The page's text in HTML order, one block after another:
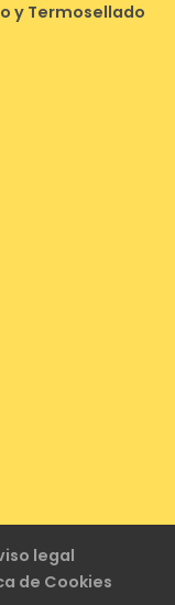
y Termosellado
legal
de Cookies